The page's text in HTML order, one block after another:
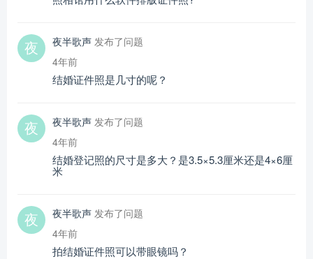
夜半歌声 发布了问题
4年前
结婚证件照是几寸的呢？
夜半歌声 发布了问题
4年前
结婚登记照的尺寸是多大？是3.5×5.3厘米还是4×6厘
米
夜半歌声 发布了问题
4年前
拍结婚证件照可以带眼镜吗？